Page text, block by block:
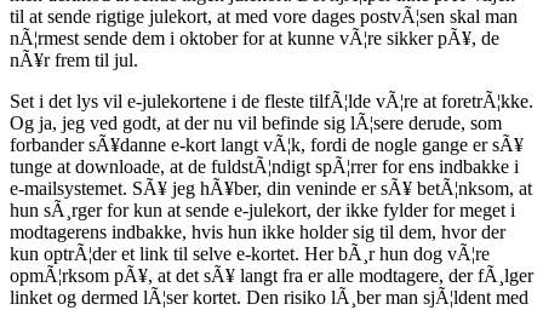
til at sende rigtige julekort, at med vore dages postvÃ¦sen skal man
nÃ¦rmest sende dem i oktober for at kunne vÃ¦re sikker pÃ¥, de
nÃ¥r frem til jul.
Set i det lys vil e-julekortene i de fleste tilfÃ¦lde vÃ¦re at foretrÃ¦kke.
Og ja, jeg ved godt, at der nu vil befinde sig lÃ¦sere derude, som
forbander sÃ¥danne e-kort langt vÃ¦k, fordi de nogle gange er sÃ¥
tunge at downloade, at de fuldstÃ¦ndigt spÃ¦rrer for ens indbakke i
e-mailsystemet. SÃ¥ jeg hÃ¥ber, din veninde er sÃ¥ betÃ¦nksom, at
hun sÃ¸rger for kun at sende e-julekort, der ikke fylder for meget i
modtagerens indbakke, hvis hun ikke holder sig til dem, hvor der
kun optrÃ¦der et link til selve e-kortet. Her bÃ¸r hun dog vÃ¦re
opmÃ¦rksom pÃ¥, at det sÃ¥ langt fra er alle modtagere, der fÃ¸lger
linket og dermed lÃ¦ser kortet. Den risiko lÃ¸ber man sjÃ¦ldent med